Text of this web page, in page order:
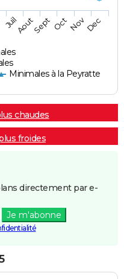
Minimales à la Peyratte
JuilAoutSept OctNovDec
chaudes
froides
directement par e-
Je m'abonne